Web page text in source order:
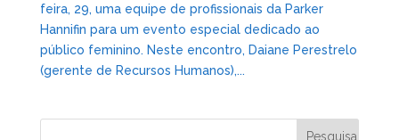
feira, 29, uma equipe de profissionais da Parker
Hannifin para um evento especial dedicado ao
público feminino. Neste encontro, Daiane Perestrelo
(gerente de Recursos Humanos),...